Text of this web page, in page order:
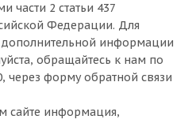
части 2 статьи 437
Федерации. Для
информации
обращайтесь к нам по
через форму обратной связи
сайте информация,